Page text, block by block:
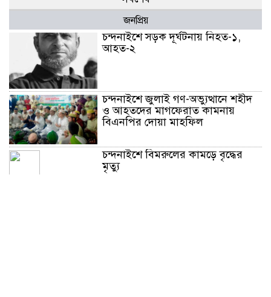
জনপ্রিয়
চন্দনাইশে সড়ক দূর্ঘটনায় নিহত-১,
আহত-২
চন্দনাইশে জুলাই গণ-অভ্যুত্থানে শহীদ
ও আহতদের মাগফেরাত কামনায়
বিএনপির দোয়া মাহফিল
চন্দনাইশে বিমরুলের কামড়ে বৃদ্ধের
মৃত্যু